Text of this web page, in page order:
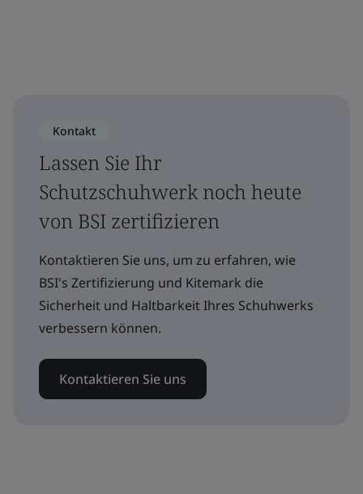
Kontakt
Lassen Sie Ihr
Schutzschuhwerk noch heute
von BSI zertifizieren
Kontaktieren Sie uns, um zu erfahren, wie
BSI's Zertifizierung und Kitemark die
Sicherheit und Haltbarkeit Ihres Schuhwerks
verbessern können.
Kontaktieren Sie uns